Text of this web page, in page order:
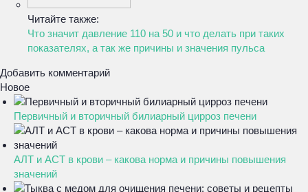
Читайте также:
Что значит давление 110 на 50 и что делать при таких
показателях, а так же причины и значения пульса
Добавить комментарий
Новое
Первичный и вторичный билиарный цирроз печени
АЛТ и АСТ в крови – какова норма и причины повышения
значений